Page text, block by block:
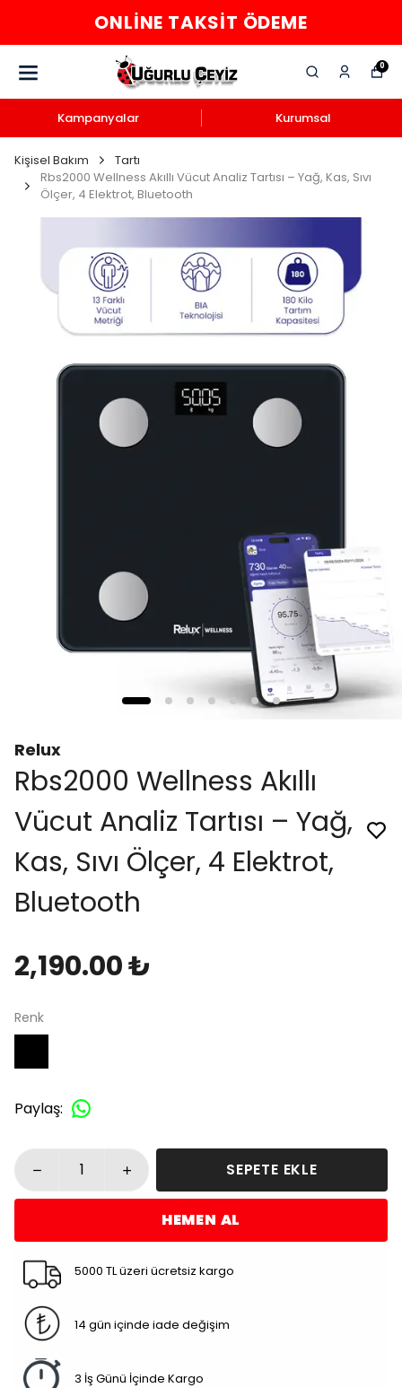
ONLINE TAKSIT ÖDEME
0
Kampanyalar Kurumsal
Kişisel Bakım
Tartı
Rbs2000 Wellness Akıllı Vücut Analiz Tartısı – Yağ, Kas, Sıvı
Ölçer, 4 Elektrot, Bluetooth
Relux
Rbs2000 Wellness Akıllı
Vücut Analiz Tartısı – Yağ,
Kas, Sıvı Ölçer, 4 Elektrot,
Bluetooth
2,190.00 ₺
Renk
Paylaş:
SEPETE EKLE
HEMEN AL
5000 TL üzeri ücretsiz kargo
14 gün içinde iade değişim
3 İş Günü İçinde Kargo